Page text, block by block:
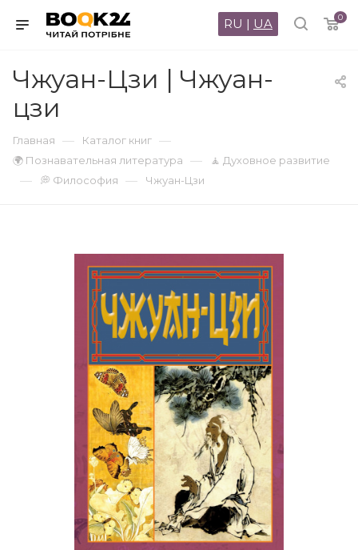
0
RU | UA
Чжуан-Цзи | Чжуан-
цзи
Главная — Каталог книг —
🌍 Познавательная литература — 🧘 Духовное развитие
— 💭 Философия — Чжуан-Цзи